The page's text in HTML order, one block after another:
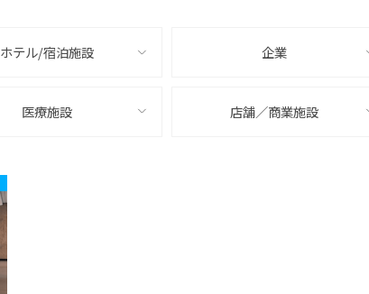
ホテル/宿泊施設 企業
医療施設 店舗／商業施設